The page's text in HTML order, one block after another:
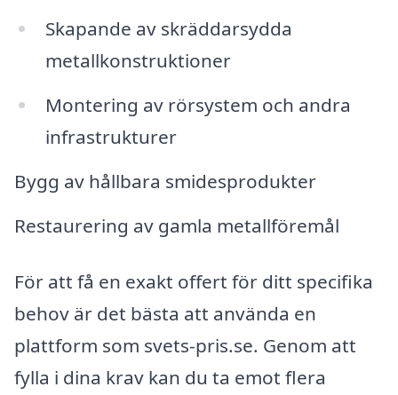
Skapande av skräddarsydda
metallkonstruktioner
Montering av rörsystem och andra
infrastrukturer
Bygg av hållbara smidesprodukter
Restaurering av gamla metallföremål
För att få en exakt offert för ditt specifika
behov är det bästa att använda en
plattform som svets-pris.se. Genom att
fylla i dina krav kan du ta emot flera